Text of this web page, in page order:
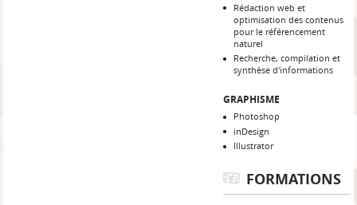
Rédaction web et
optimisation des contenus
pour le référencement
naturel
Recherche, compilation et
synthèse d'informations
GRAPHISME
Photoshop
inDesign
Illustrator
FORMATIONS